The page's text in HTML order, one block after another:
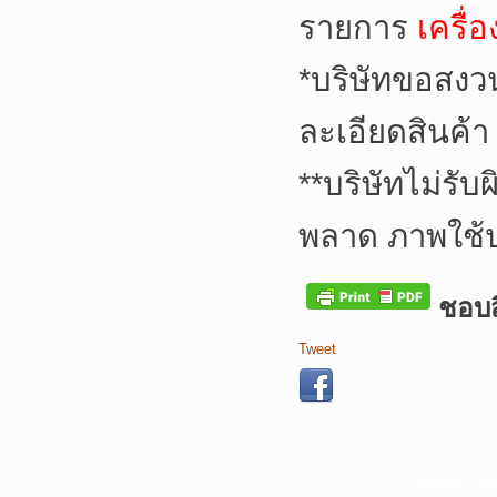
รายการ เครื่
*บริษัทขอสงว
ละเอียดสินค้
**บริษัทไม่รับ
พลาด ภาพใ
ชอบ
Tweet